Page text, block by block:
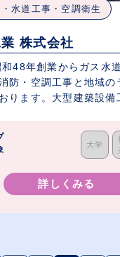
水道工事・空調衛生
株式会社
48年創業からガス水
防・空調工事と地域の
ります。大型建築設備
大学
詳しくみる